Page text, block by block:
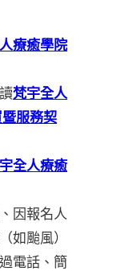
療癒學院
梵宇全人
服務契
全人療癒
因報名人
如颱風）
電話、簡